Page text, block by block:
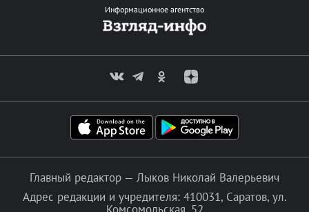
Информационное агентство
Главный редактор — Лыков Николай Валерьевич
Адрес редакции и учредителя: 410031, Саратов, ул.